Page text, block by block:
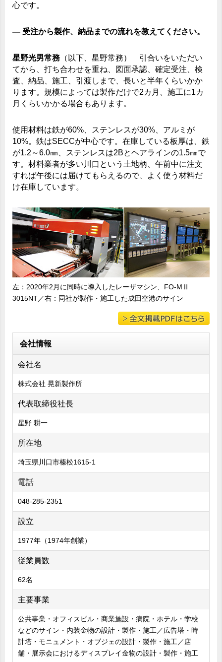
心です。
― 受注から製作、納品までの流れを教えてください。
星野光男常務 （以下、星野常務） 引合いをいただい
てから、打ち合わせを重ね、図面承認、確定受注、検
査、納品、施工、引渡しまで、長いと半年くらいかか
ります。規模によっては製作だけで2カ月、施工に1カ
月くらいかかる場合もあります。
使用材料は鉄が60%、ステンレスが30%、アルミが
10%。鉄はSECCが中心です。在庫している板厚は、鉄
が1.2～6.0㎜、ステンレスは2Bとヘアラインの1.5㎜で
す。材料業者が多い川口という土地柄、午前中に注文
すれば午後には届けてもらえるので、よく使う材料だ
け在庫しています。
左：2020年2月に同時に導入したレーザマシン、FO-MⅡ
3015NT／右：同社が製作・施工した成田空港のサイン
会社情報
会社名
株式会社 晃新製作所
代表取締役社長
星野 耕一
所在地
埼玉県川口市榛松1615-1
電話
048-285-2351
設立
1977年（1974年創業）
従業員数
62名
主要事業
公共事業・オフィスビル・商業施設・病院・ホテル・学校
などのサイン・内装金物の設計・製作・施工／広告塔・時
計塔・モニュメント・オブジェの設計・製作・施工／店
舗・展示会におけるディスプレイ金物の設計・製作・施工